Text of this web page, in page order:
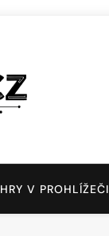
HRY V PROHLÍŽEČI